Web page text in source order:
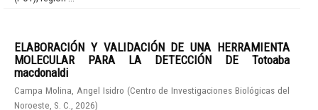
ELABORACIÓN Y VALIDACIÓN DE UNA HERRAMIENTA
MOLECULAR PARA LA DETECCIÓN DE Totoaba
macdonaldi
Campa Molina, Angel Isidro (Centro de Investigaciones Biológicas del
Noroeste, S. C.
2026)